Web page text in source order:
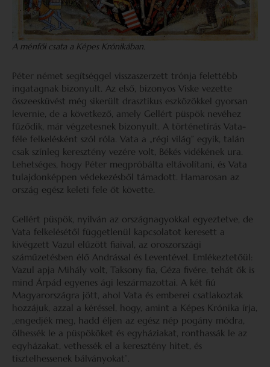
A ménfői csata a Képes Krónikában.
Péter német segítséggel visszaszerzett trónja felettébb
ingatagnak bizonyult. Az első, bizonyos Viske vezette
összeesküvést még sikerült drasztikus eszközökkel gyorsan
levernie, de a következő, amely Gellért püspök nevéhez
fűződik, már végzetesnek bizonyult. A történetírás Vata-
féle felkelésként szól róla. Vata a „régi világ” egyik, talán
csak színleg keresztény vezére volt, Békés vidékének ura.
Lehetséges, hogy Péter megpróbálta eltávolítani, és Vata
tulajdonképpen védekezésből támadott. Hamarosan az
ország egész keleti fele őt követte.
Gellért püspök, nyilván az országnagyokkal egyeztetve, de
Vata felkelésétől függetlenül kapcsolatot keresett a
kivégzett Vazul elűzött fiaival, az oroszországi
száműzetésben élő Andrással és Leventével. Emlékeztetőül:
Vazul apja Mihály volt, Taksony fia, Géza fivére, tehát ők is
mind Árpád egyenes ági leszármazottai. A két fiú
Magyarországra jött, ahol Vata és emberei csatlakoztak
hozzájuk, azzal a kéréssel, hogy, amint a Képes Krónika írja,
„engedjék meg, hadd éljen az egész nép pogány módra,
ölhessék le a püspököket és egyháziakat, ronthassák le az
egyházakat, vethessék el a keresztény hitet, és
tisztelhessenek bálványokat”.